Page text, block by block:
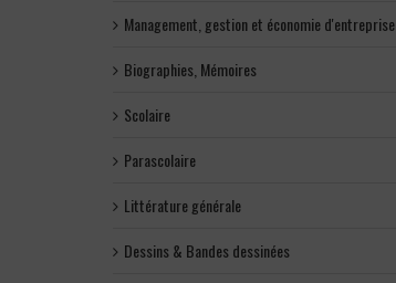
Management, gestion et économie d'entreprise
Biographies, Mémoires
Scolaire
Parascolaire
Littérature générale
Dessins & Bandes dessinées